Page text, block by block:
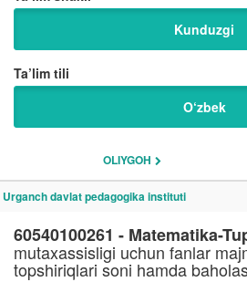
Kunduzgi
Ta’lim tili
O‘zbek
OLIYGOH
Urganch davlat pedagogika instituti
60540100261 - Matematika-
mutaxassisligi uchun fanlar
topshiriqlari soni hamda